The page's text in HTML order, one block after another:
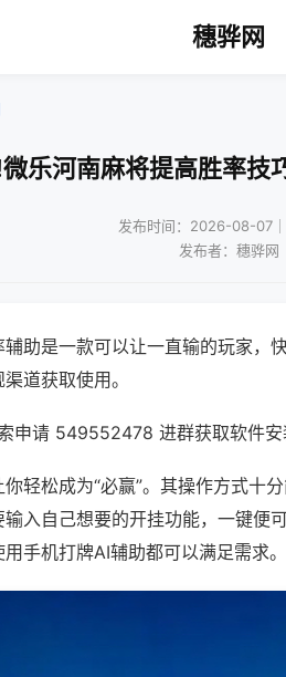
穗骅网
乐河南麻将提高胜率技
发布时间：2026-08-07
发布者：穗骅网
助是一款可以让一直输的玩家，
道获取使用。
申请 549552478 进群获取软件安
轻松成为“必赢”。其操作方式十
入自己想要的开挂功能，一键便
手机打牌AI辅助都可以满足需求。